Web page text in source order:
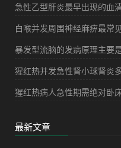
急性乙型肝炎最早出现的血
白喉并发周围神经麻痹最常
暴发型流脑的发病原理主要
猩红热并发急性肾小球肾炎
猩红热病人急性期需绝对卧
最新文章